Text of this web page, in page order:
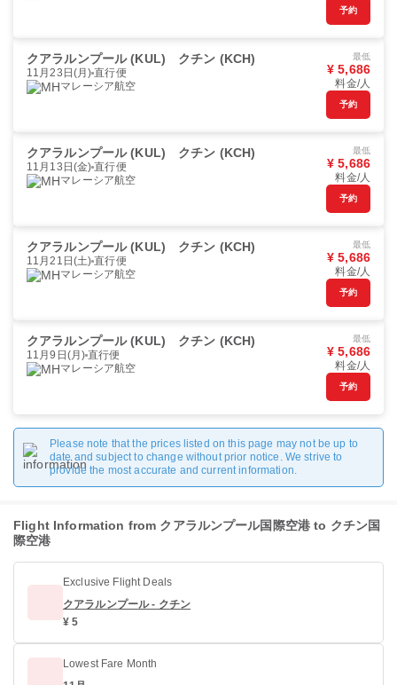
予約
クアラルンプール (KUL) クチン (KCH)
11月23日(月) 直行便
マレーシア航空
最低
¥ 5,686
料金/人
予約
クアラルンプール (KUL) クチン (KCH)
11月13日(金) 直行便
マレーシア航空
最低
¥ 5,686
料金/人
予約
クアラルンプール (KUL) クチン (KCH)
11月21日(土) 直行便
マレーシア航空
最低
¥ 5,686
料金/人
予約
クアラルンプール (KUL) クチン (KCH)
11月9日(月) 直行便
マレーシア航空
最低
¥ 5,686
料金/人
予約
Please note that the prices listed on this page may not be up to
date and subject to change without prior notice. We strive to
provide the most accurate and current information.
Flight Information from クアラルンプール国際空港 to クチン国
際空港
Exclusive Flight Deals
クアラルンプール - クチン
¥ 5
Lowest Fare Month